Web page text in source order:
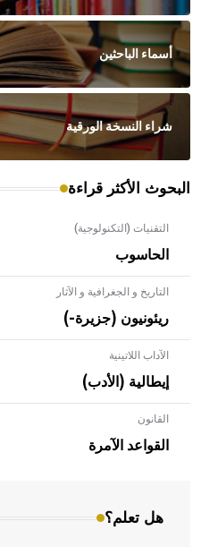
أسماء الباحثين
شراء النسخة الورقية
البحوث الأكثر قراءة
التقنيات (التكنولوجية)
الحاسوب
التاريخ و الجغرافية و الآثار
ريئونيون (جزيرة-)
الآداب اللاتينية
إيطالية (الأدب)
القانون
القواعد الآمرة
هل تعلم؟
- هل تعلم أن الأبلق نوع من
بالعمارة الإسلامية في
المعمار على بناء مداميكه